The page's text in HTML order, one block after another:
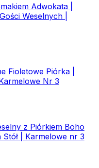
Adwokata |
Weselnych |
Fioletowe Piórka |
Nr 3
z Piórkiem Boho
| Karmelowe nr 3